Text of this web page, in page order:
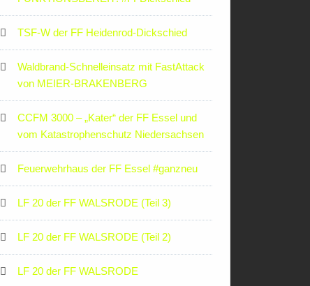
TSF-W der FF Heidenrod-Dickschied
Waldbrand-Schnelleinsatz mit FastAttack
von MEIER-BRAKENBERG
CCFM 3000 – „Kater“ der FF Essel und
vom Katastrophenschutz Niedersachsen
Feuerwehrhaus der FF Essel #ganzneu
LF 20 der FF WALSRODE (Teil 3)
LF 20 der FF WALSRODE (Teil 2)
LF 20 der FF WALSRODE